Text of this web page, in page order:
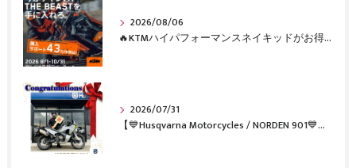
2026/08/06
🔥KTMハイパフォーマンスネイキッドがお得に手に入るチャンス🔥
2026/07/31
【💙Husqvarna Motorcycles / NORDEN 901💙】 ご納車おめでとうございます🎉✨